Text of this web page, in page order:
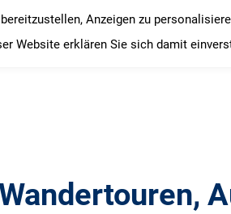
Anzeigen zu
Website erklären Sie sich damit